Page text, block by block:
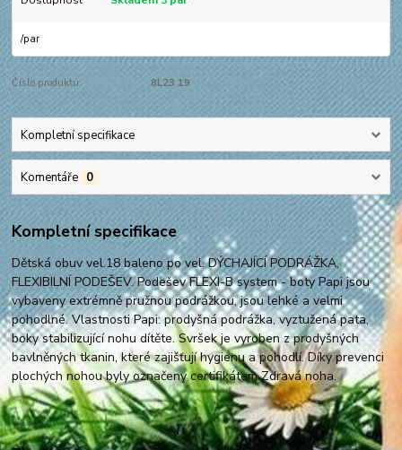
/par
Číslo produktu: 8L23 19
Kompletní specifikace
Komentáře 0
Kompletní specifikace
Dětská obuv vel.18 baleno po vel. DÝCHAJÍCÍ PODRÁŽKA,
FLEXIBILNÍ PODEŠEV. Podešev FLEXI-B system - boty Papi jsou
vybaveny extrémně pružnou podrážkou, jsou lehké a velmi
pohodlné. Vlastnosti Papi: prodyšná podrážka, vyztužená pata,
boky stabilizující nohu dítěte. Svršek je vyroben z prodyšných
bavlněných tkanin, které zajišťují hygienu a pohodlí. Díky prevenci
plochých nohou byly označeny certifikátem Zdravá noha.